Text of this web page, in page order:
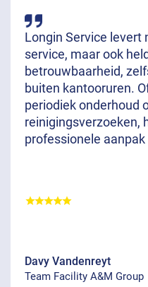
Longin Service levert
service, maar ook
betrouwbaarheid,
buiten kantooruren.
periodiek onderhoud
reinigingsverzoeken,
professionele
Davy Vandenreyt
Team Facility A&M Group